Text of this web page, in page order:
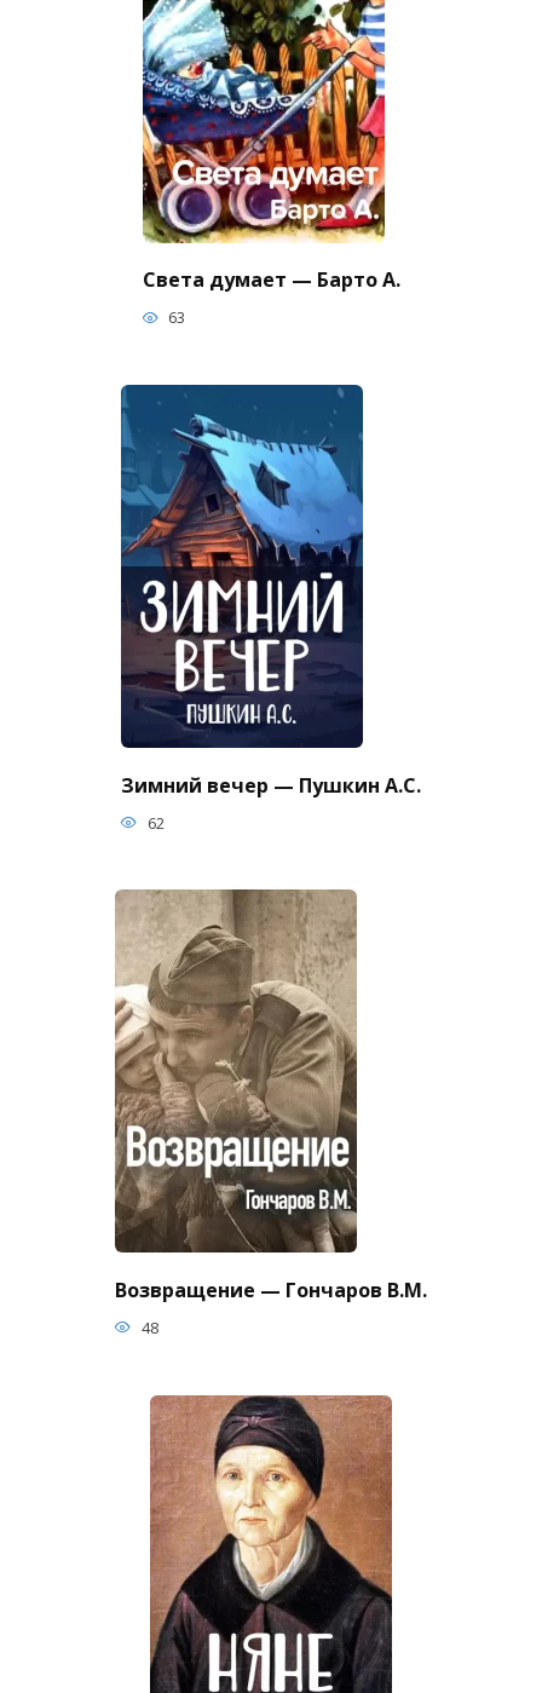
Света думает — Барто А.
63
Зимний вечер — Пушкин А.С.
62
Возвращение — Гончаров В.М.
48